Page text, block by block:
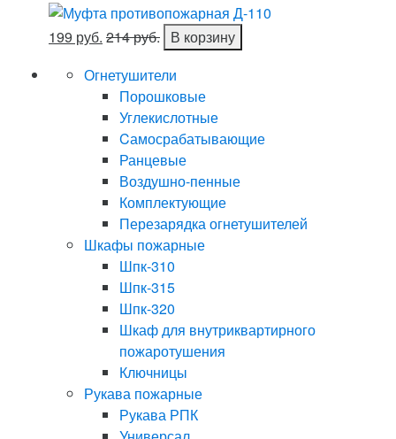
199 руб. 214 руб. В корзину
Огнетушители
Порошковые
Углекислотные
Cамосрабатывающие
Ранцевые
Воздушно-пенные
Комплектующие
Перезарядка огнетушителей
Шкафы пожарные
Шпк-310
Шпк-315
Шпк-320
Шкаф для внутриквартирного
пожаротушения
Ключницы
Рукава пожарные
Рукава РПК